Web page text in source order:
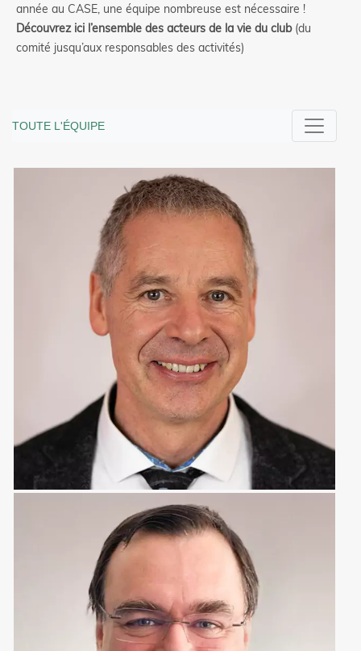
année au CASE, une équipe nombreuse est nécessaire !
Découvrez ici l’ensemble des acteurs de la vie du club(du
comité jusqu’aux responsables des activités)
TOUTE L'ÉQUIPE